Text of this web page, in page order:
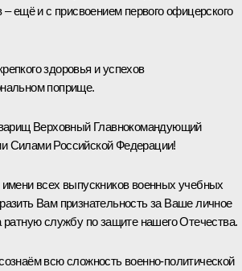
– ещё и с присвоением первого офицерского
здоровья и успехов
поприще.
Верховный Главнокомандующий
Силами Российской Федерации!
всех выпускников военных учебных
Вам признательность за Ваше личное
ратную службу по защите нашего Отечества.
всю сложность военно-политической